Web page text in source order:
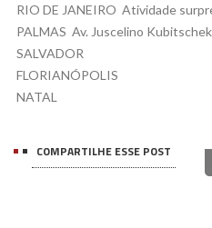
 RIO DE JANEIRO  Atividade
 PALMAS  Av. Juscelino
 SALVADOR
 FLORIANÓPOLIS
 NATAL
COMPARTILHE ESSE POST